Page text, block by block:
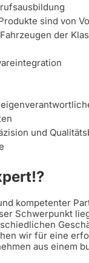
sind von
der
und
kompetenter
Schwerpunkt
wir für eine
aus einem